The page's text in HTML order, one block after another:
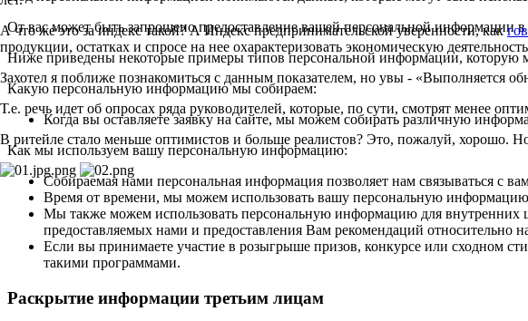
А что же это за индекс такой? А Индекс предпринимательской уверенности, как
продукции, остатках и спросе на нее охарактеризовать экономическую
Захотел я поближе познакомиться с данным показателем, но увы - «Выполняется
Т.е. речь идет об опросах ряда руководителей, которые, по сути, смотрят менее
В ритейле стало меньше оптимистов и больше реалистов? Это, пожалуй, хорошо.
От вас может быть запрошено предоставление вашей персональной информации
Ниже приведены некоторые примеры типов персональной информации,
Какую персональную информацию мы собираем:
Когда вы оставляете заявку на сайте, мы можем собирать различную
Как мы используем вашу персональную информацию:
Собираемая нами персональная информация позволяет нам связываться с
Время от времени, мы можем использовать вашу персональную
Мы также можем использовать персональную информацию для внутренних
предоставляемых нами и предоставления Вам рекомендаций относительно
Если вы принимаете участие в розыгрыше призов, конкурсе или сходном
такими программами.
Раскрытие информации третьим лицам